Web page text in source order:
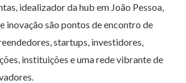
idealizador da hub em João Pessoa,
inovação são pontos de encontro de
startups, investidores,
instituições e uma rede vibrante de